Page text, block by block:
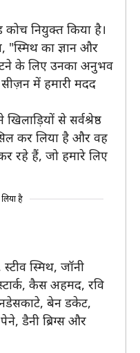
कोच नियुक्त किया है।
"स्मिथ का ज्ञान और
के लिए उनका अनुभव
में हमारी मदद
से सर्वश्रेष्ठ
कर लिया है और वह
रहे हैं, जो हमारे लिए
है
स्मिथ, जॉनी
कैस अहमद, रवि
बेन डकेट,
डैनी ब्रिग्स और